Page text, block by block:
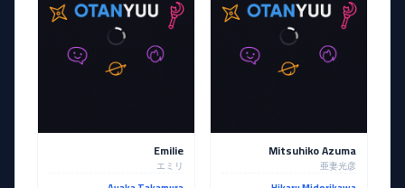
Mitsuhiko Azuma
亜妻光彦
Emilie
エミリ